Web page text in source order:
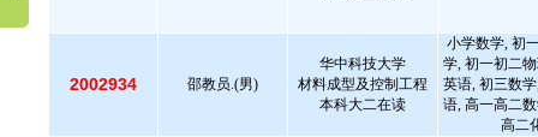
2002934 邵教员.(男)
华中科技大学
材料成型及控制工程
本科大二在读
小学数学, 初
学, 初一初二
英语, 初三数
语, 高一高二
高二